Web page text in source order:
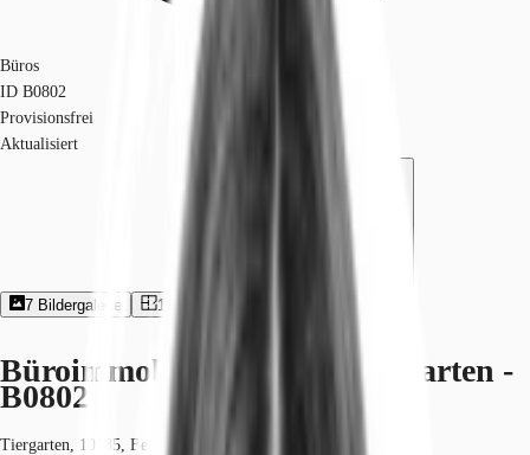
Büros
ID B0802
Provisionsfrei
Aktualisiert
7 Bildergalerie 1
Büroimmobilie - Berlin, Tiergarten -
B0802
Tiergarten, 10785, Berlin, Berlin